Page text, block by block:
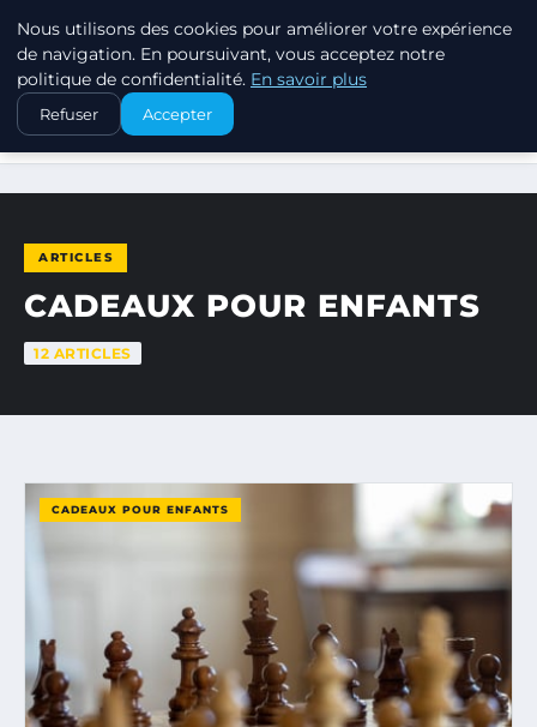
SWISSTALES
ACCUEIL CADEAUX POUR ENFANTS
ARTICLES
CADEAUX POUR ENFANTS
12 ARTICLES
CADEAUX POUR ENFANTS
Nous utilisons des cookies pour améliorer votre expérience
de navigation. En poursuivant, vous acceptez notre
politique de confidentialité. En savoir plus
Refuser Accepter